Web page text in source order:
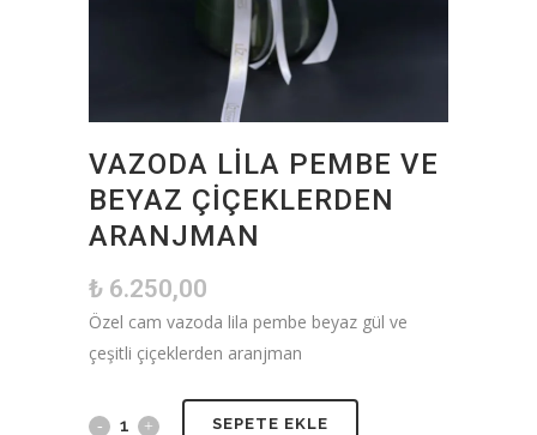
VAZODA LILA PEMBE VE
BEYAZ ÇIÇEKLERDEN
ARANJMAN
₺ 6.250,00
Özel cam vazoda lila pembe beyaz gül ve
çeşitli çiçeklerden aranjman
SEPETE EKLE